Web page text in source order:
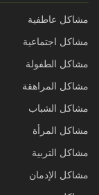
مشاكل عاطفية
مشاكل اجتماعية
مشاكل الطفولة
مشاكل المراهقة
مشاكل الشباب
مشاكل المرأة
مشاكل التربية
مشاكل الإدمان